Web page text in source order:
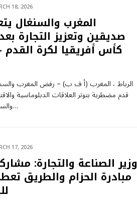
18, 2026
المغرب والسنغال
صديقين وتعزيز التجارة
كأس أفريقيا لكرة القدم
الرباط ، المغرب (أ ف ب) – رفض المغرب
قدم مضطربة بتوتر العلاقات الدبلوماسية
والسنغال يوم الاثنين بإعطاء…
17, 2026
وزير الصناعة والتجارة:
مبادرة الحزام والطريق